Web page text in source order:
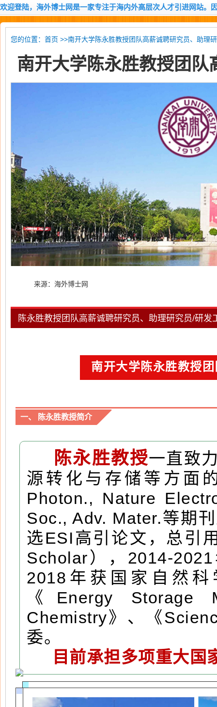
欢迎登陆，海外博士网是一家专注于海内外高层次人才引进网站。
您的位置： 首页 >>南开大学陈永胜教授团队高薪诚聘研究员、助理
南开大学陈永胜教授团
来源：海外博士网
陈永胜教授团队高薪诚聘研究员、助理研究员/研发
南开大学陈永胜教授
一、 陈永胜教授简介
陈永胜教授一直致
源转化与存储等方面
Photon., Nature
Soc., Adv. Mater.等期
选ESI高引论文，总引
Scholar），2014-
2018年获国家自然
《Energy
Chemistry》、《
委。
目前承担多项重大国